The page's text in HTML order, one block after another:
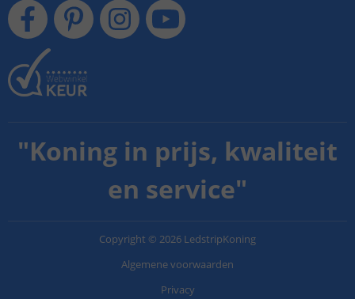
"Koning in prijs, kwaliteit
en service"
Copyright © 2026 LedstripKoning
Algemene voorwaarden
Privacy